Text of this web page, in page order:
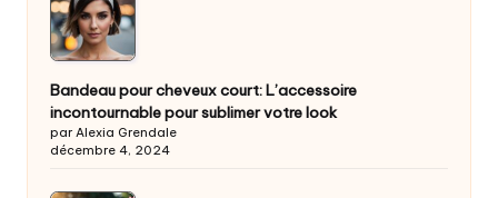
Bandeau pour cheveux court: L’accessoire
incontournable pour sublimer votre look
par Alexia Grendale
décembre 4, 2024